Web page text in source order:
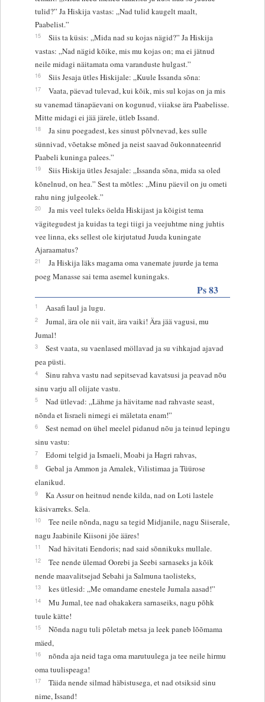
tulid?” Ja Hiskija vastas: „Nad tulid kaugelt maalt,
Paabelist.”
15
Siis ta küsis: „Mida nad su kojas nägid?” Ja Hiskija
vastas: „Nad nägid kõike, mis mu kojas on; ma ei jätnud
neile midagi näitamata oma varanduste hulgast.”
16 Siis Jesaja ütles Hiskijale: „Kuule Issanda sõna:
17
Vaata, päevad tulevad, kui kõik, mis sul kojas on ja mis
su vanemad tänapäevani on kogunud, viiakse ära Paabelisse.
Mitte midagi ei jää järele, ütleb Issand.
18
Ja sinu poegadest, kes sinust põlvnevad, kes sulle
sünnivad, võetakse mõned ja neist saavad õukonnateenrid
Paabeli kuninga palees.”
19
Siis Hiskija ütles Jesajale: „Issanda sõna, mida sa oled
kõnelnud, on hea.” Sest ta mõtles: „Minu päevil on ju ometi
rahu ning julgeolek.”
20
Ja mis veel tuleks öelda Hiskijast ja kõigist tema
vägitegudest ja kuidas ta tegi tiigi ja veejuhtme ning juhtis
vee linna, eks sellest ole kirjutatud Juuda kuningate
Ajaraamatus?
21
Ja Hiskija läks magama oma vanemate juurde ja tema
poeg Manasse sai tema asemel kuningaks.
Ps 83
1 Aasafi laul ja lugu.
2
Jumal, ära ole nii vait, ära vaiki! Ära jää vagusi, mu
Jumal!
3
Sest vaata, su vaenlased möllavad ja su vihkajad ajavad
pea püsti.
4
Sinu rahva vastu nad sepitsevad kavatsusi ja peavad nõu
sinu varju all olijate vastu.
5
Nad ütlevad: „Lähme ja hävitame nad rahvaste seast,
nõnda et Iisraeli nimegi ei mäletata enam!”
6
Sest nemad on ühel meelel pidanud nõu ja teinud lepingu
sinu vastu:
7 Edomi telgid ja Ismaeli, Moabi ja Hagri rahvas,
8
Gebal ja Ammon ja Amalek, Vilistimaa ja Tüürose
elanikud.
9
Ka Assur on heitnud nende kilda, nad on Loti lastele
käsivarreks. Sela.
10
Tee neile nõnda, nagu sa tegid Midjanile, nagu Siiserale,
nagu Jaabinile Kiisoni jõe ääres!
11 Nad hävitati Eendoris; nad said sõnnikuks mullale.
12
Tee nende ülemad Oorebi ja Seebi sarnaseks ja kõik
nende maavalitsejad Sebahi ja Salmuna taolisteks,
13 kes ütlesid: „Me omandame enestele Jumala aasad!”
14
Mu Jumal, tee nad ohakakera sarnaseiks, nagu põhk
tuule kätte!
15
Nõnda nagu tuli põletab metsa ja leek paneb lõõmama
mäed,
16
nõnda aja neid taga oma marutuulega ja tee neile hirmu
oma tuulispeaga!
17
Täida nende silmad häbistusega, et nad otsiksid sinu
nime, Issand!